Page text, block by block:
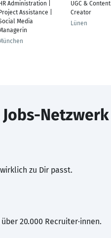
HR Administration |
Project Assistance |
Media
UGC & Content
Creator
Lünen
Jobs-Netzwerk
zu Dir passt.
20.000 Recruiter·innen.